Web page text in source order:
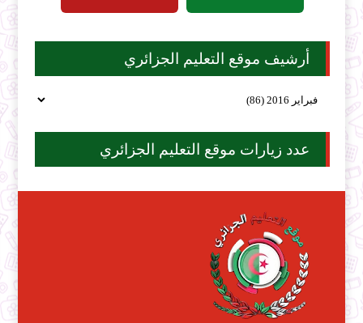
أرشيف موقع التعليم الجزائري
عدد زيارات موقع التعليم الجزائري